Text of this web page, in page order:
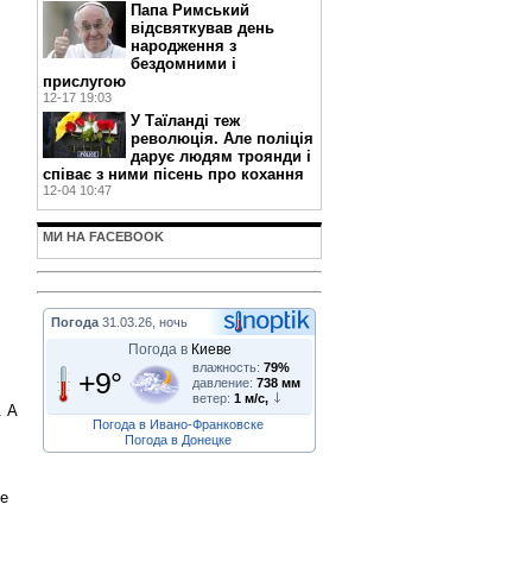
А
Папа Римський
відсвяткував день
народження з
бездомними і
прислугою
12-17 19:03
У Таїланді теж
революція. Але поліція
дарує людям троянди і
співає з ними пісень про кохання
12-04 10:47
МИ НА FACEBOOK
Погода 31.03.26, ночь
Погода в Киеве
+9° влажность: 79%
давление: 738 мм
ветер: 1 м/с,
Погода в Ивано-Франковске
Погода в Донецке